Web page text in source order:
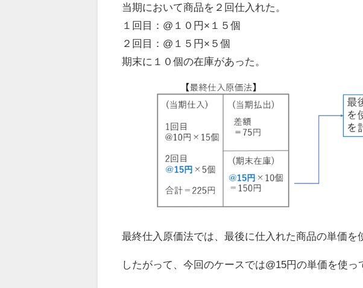
当期において商品を２回仕入れた。
１回目：@１０円×１５個
２回目：@１５円×５個
期末に１０個の在庫があった。
最終仕入原価法では、最後に仕入れた商品の単価を
したがって、今回のケースでは@15円の単価を使っ